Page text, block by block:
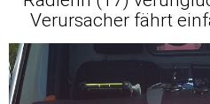
Verursacher fährt